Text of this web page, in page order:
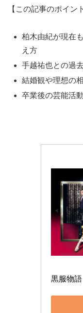
【この記事のポイン
柏木由紀が現在
え方
手越祐也との過
結婚観や理想の
卒業後の芸能活
黒服物語